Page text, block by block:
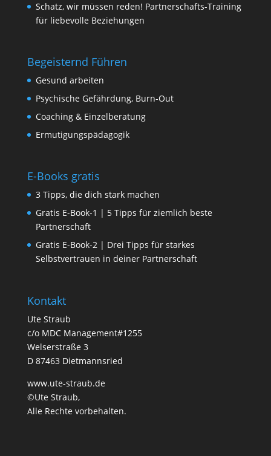
Schatz, wir müssen reden! Partnerschafts-Training
für liebevolle Beziehungen
Begeisternd Führen
Gesund arbeiten
Psychische Gefährdung, Burn-Out
Coaching & Einzelberatung
Ermutigungspädagogik
E-Books gratis
3 Tipps, die dich stark machen
Gratis E-Book-1 | 5 Tipps für ziemlich beste
Partnerschaft
Gratis E-Book-2 | Drei Tipps für starkes
Selbstvertrauen in deiner Partnerschaft
Kontakt
Ute Straub
c/o MDC Management#1255
Welserstraße 3
D 87463 Dietmannsried
www.ute-straub.de
©Ute Straub,
Alle Rechte vorbehalten.